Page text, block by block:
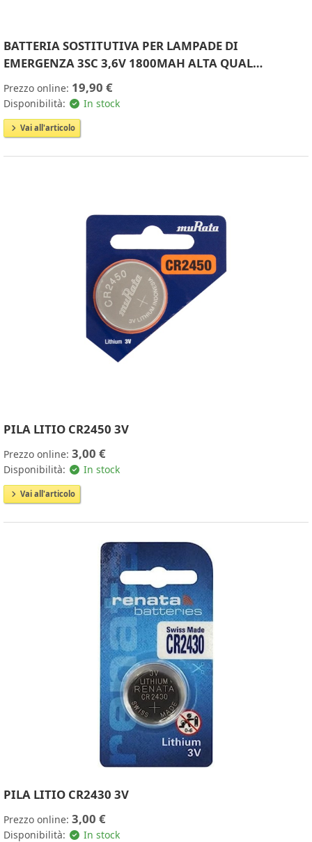
BATTERIA SOSTITUTIVA PER LAMPADE DI
EMERGENZA 3SC 3,6V 1800MAH ALTA QUAL…
Prezzo online: 19,90 €
Disponibilità: In stock
Vai all'articolo
PILA LITIO CR2450 3V
Prezzo online: 3,00 €
Disponibilità: In stock
Vai all'articolo
PILA LITIO CR2430 3V
Prezzo online: 3,00 €
Disponibilità: In stock